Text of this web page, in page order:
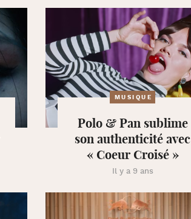
MUSIQUE
Polo & Pan sublime
son authenticité avec
« Coeur Croisé »
Il y a 9 ans